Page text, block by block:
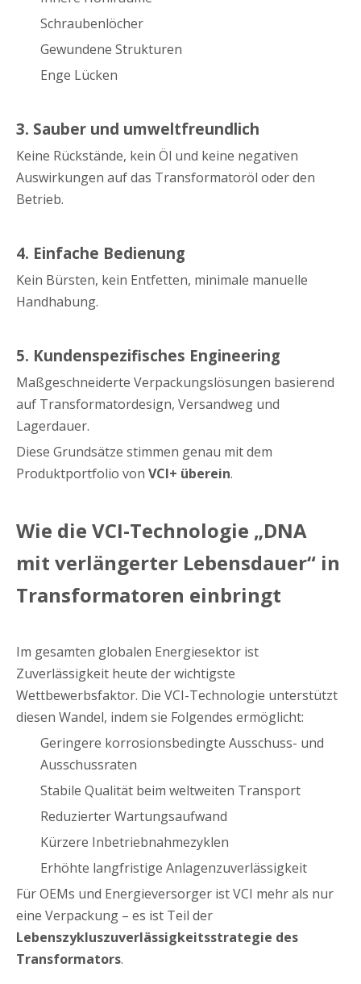
Schraubenlöcher
Gewundene Strukturen
Enge Lücken
3. Sauber und umweltfreundlich
Keine Rückstände, kein Öl und keine negativen
Auswirkungen auf das Transformatoröl oder den
Betrieb.
4. Einfache Bedienung
Kein Bürsten, kein Entfetten, minimale manuelle
Handhabung.
5. Kundenspezifisches Engineering
Maßgeschneiderte Verpackungslösungen basierend
auf Transformatordesign, Versandweg und
Lagerdauer.
Diese Grundsätze stimmen genau mit dem
Produktportfolio von VCI+ überein.
Wie die VCI-Technologie „DNA
mit verlängerter Lebensdauer“ in
Transformatoren einbringt
Im gesamten globalen Energiesektor ist
Zuverlässigkeit heute der wichtigste
Wettbewerbsfaktor. Die VCI-Technologie unterstützt
diesen Wandel, indem sie Folgendes ermöglicht:
Geringere korrosionsbedingte Ausschuss- und
Ausschussraten
Stabile Qualität beim weltweiten Transport
Reduzierter Wartungsaufwand
Kürzere Inbetriebnahmezyklen
Erhöhte langfristige Anlagenzuverlässigkeit
Für OEMs und Energieversorger ist VCI mehr als nur
eine Verpackung – es ist Teil der
Lebenszykluszuverlässigkeitsstrategie des
Transformators.